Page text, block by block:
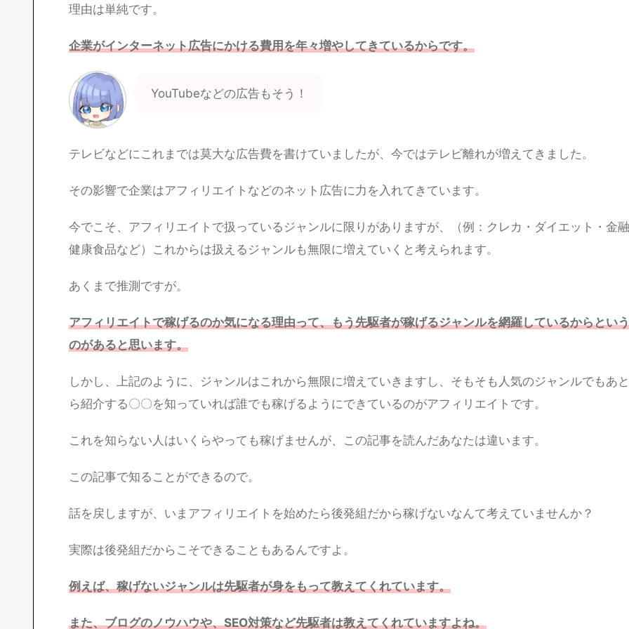
理由は単純です。
企業がインターネット広告にかける費用を年々増やしてきているからです。
YouTubeなどの広告もそう！
テレビなどにこれまでは莫大な広告費を書けていましたが、今ではテレビ離れが増えてきました。
その影響で企業はアフィリエイトなどのネット広告に力を入れてきています。
今でこそ、アフィリエイトで扱っているジャンルに限りがありますが、（例：クレカ・ダイエット・金
健康食品など）これからは扱えるジャンルも無限に増えていくと考えられます。
あくまで推測ですが。
アフィリエイトで稼げるのか気になる理由って、もう先駆者が稼げるジャンルを網羅しているからとい
のがあると思います。
しかし、上記のように、ジャンルはこれから無限に増えていきますし、そもそも人気のジャンルでもあ
ら紹介する〇〇を知っていれば誰でも稼げるようにできているのがアフィリエイトです。
これを知らない人はいくらやっても稼げませんが、この記事を読んだあなたは違います。
この記事で知ることができるので。
話を戻しますが、いまアフィリエイトを始めたら後発組だから稼げないなんて考えていませんか？
実際は後発組だからこそできることもあるんですよ。
例えば、稼げないジャンルは先駆者が身をもって教えてくれています。
また、ブログのノウハウや、SEO対策など先駆者は教えてくれていますよね。